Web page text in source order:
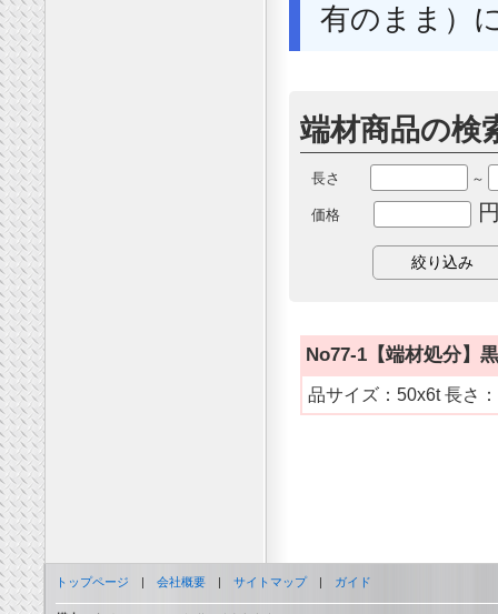
有のまま）
端材商品の検
長さ ～
価格
No77-1【端材処分】
品サイズ：50x6t 長さ
トップページ | 会社概要 | サイトマップ| ガイド